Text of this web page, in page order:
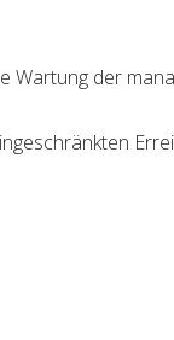
Wartung der